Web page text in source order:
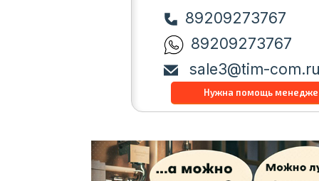
89209273767
89209273767
sale3@tim-